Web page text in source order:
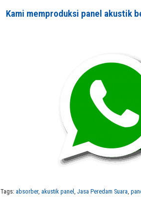
Kami memproduksi panel akustik
Tags: absorber, akustik panel ,Jasa Peredam Suara ,